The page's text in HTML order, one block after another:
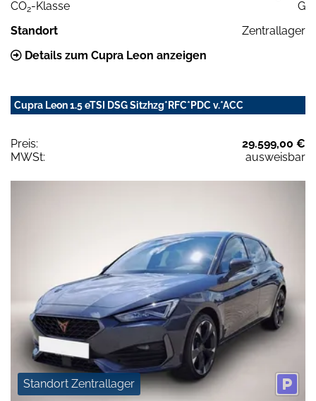
CO2-Klasse
G
Standort
Zentrallager
Details zum Cupra Leon anzeigen
Cupra Leon 1.5 eTSI DSG Sitzhzg*RFC*PDC v.*ACC
Preis:
29.599,00 €
MWSt:
ausweisbar
Standort Zentrallager